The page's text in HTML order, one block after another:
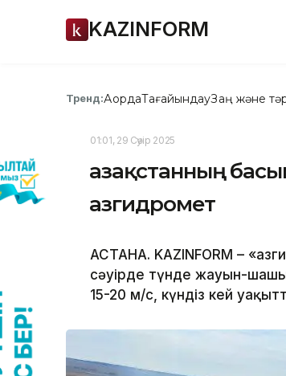
KAZINFORM
Тренд:АқордаТағайындауЗаң және
01:01, 29 Сәуір 2025
Қазақстанның
Қазгидромет
АСТАНА. KAZINFORM –
сәуірде түнде жауын-
15-20 м/с, күндіз кей